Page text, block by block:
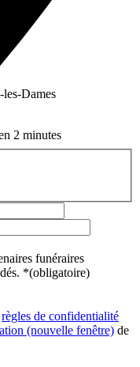
Dames
2 minutes
funéraires
*(obligatoire)
règles de confidentialité
(nouvelle fenêtre) de